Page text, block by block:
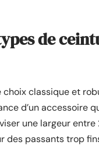
de
choix classique et
d’un accessoire
une largeur
des passants trop